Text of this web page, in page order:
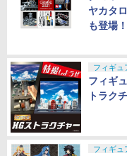
ヤカタ
も登場！
フィギュ
フィギ
トラク
フィギュ